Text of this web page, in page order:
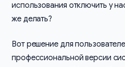
использования отключить у
же делать?
Вот решение для
профессиональной версии